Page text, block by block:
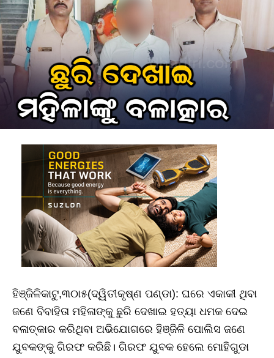
ହିଞ୍ଜିଳିକାଟୁ,୩୦ା୫(ଦ୍ୱିତୀକୃଷ୍ଣ ପଣ୍ଡା): ଘରେ ଏକାକୀ ଥିବା
ଜଣେ ବିବାହିତା ମହିଳାଙ୍କୁ ଛୁରି ଦେଖାଇ ହତ୍ୟା ଧମକ ଦେଇ
ବଳାତ୍କାର କରିଥିବା ଅଭିଯୋଗରେ ହିଞ୍ଜିଳି ପୋଲିସ ଜଣେ
ଯୁବକଙ୍କୁ ଗିରଫ କରିଛି। ଗିରଫ ଯୁବକ ହେଲେ ମୋହିଗୁଡା